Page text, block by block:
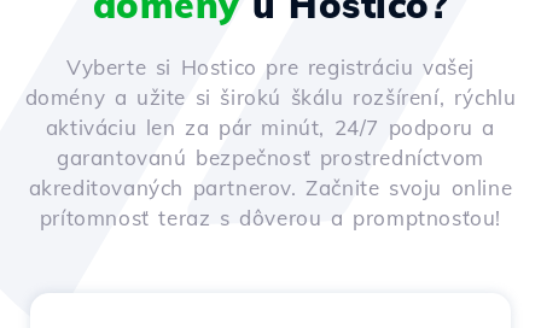
Vyberte si Hostico pre registráciu vašej
domény a užite si širokú škálu rozšírení, rýchlu
aktiváciu len za pár minút, 24/7 podporu a
garantovanú bezpečnosť prostredníctvom
akreditovaných partnerov. Začnite svoju online
prítomnosť teraz s dôverou a promptnosťou!